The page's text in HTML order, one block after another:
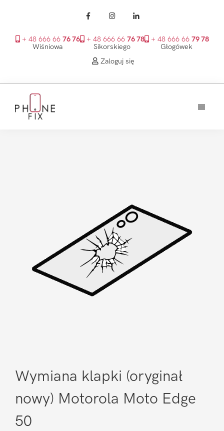
+ 48 666 66 76 76
Wiśniowa
+ 48 666 66 76 78
Sikorskiego
+ 48 666 66 79 78
Głogówek
Zaloguj się
głównego
Wymiana klapki (oryginał
nowy) Motorola Moto Edge
50